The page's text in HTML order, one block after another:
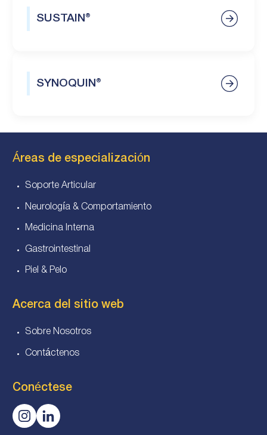
SUSTAIN®
SYNOQUIN®
Áreas de especialización
Soporte Articular
Neurología & Comportamiento
Medicina Interna
Gastrointestinal
Piel & Pelo
Acerca del sitio web
Sobre Nosotros
Contáctenos
Conéctese